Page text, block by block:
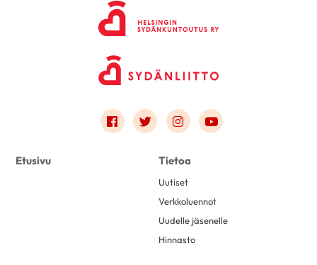
Link to facebook
Link to twitter
Link to instagram
Link to youtube
Etusivu Tietoa
Uutiset
Verkkoluennot
Uudelle jäsenelle
Hinnasto